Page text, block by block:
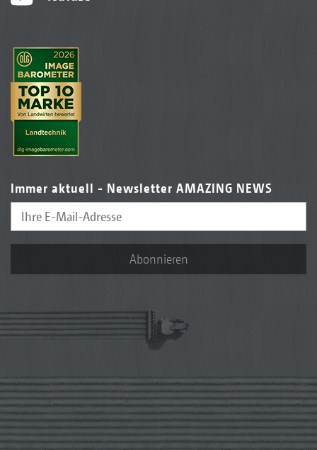
Immer aktuell - Newsletter AMAZING NEWS
Abonnieren